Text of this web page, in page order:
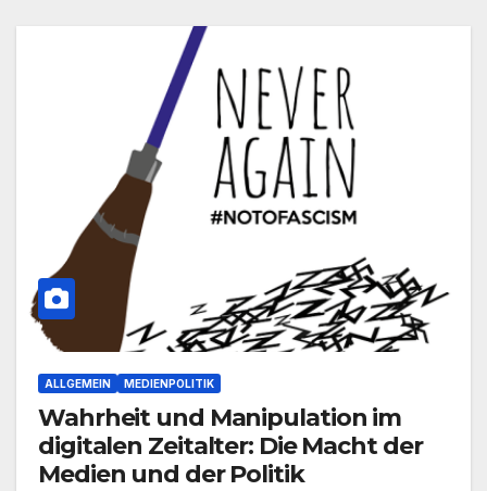
ALLGEMEIN MEDIENPOLITIK
Wahrheit und Manipulation im
digitalen Zeitalter: Die Macht der
Medien und der Politik